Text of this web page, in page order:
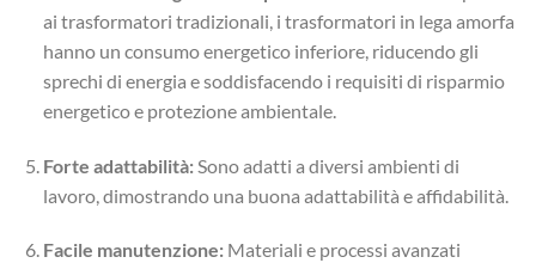
ai trasformatori tradizionali, i trasformatori in lega amorfa
hanno un consumo energetico inferiore, riducendo gli
sprechi di energia e soddisfacendo i requisiti di risparmio
energetico e protezione ambientale.
Forte adattabilità:Sono adatti a diversi ambienti di
lavoro, dimostrando una buona adattabilità e affidabilità.
Facile manutenzione:Materiali e processi avanzati